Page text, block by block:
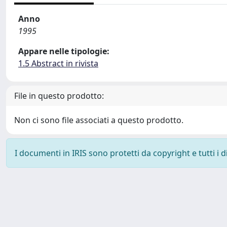
Anno
1995
Appare nelle tipologie:
1.5 Abstract in rivista
File in questo prodotto:
Non ci sono file associati a questo prodotto.
I documenti in IRIS sono protetti da copyright e tutti i